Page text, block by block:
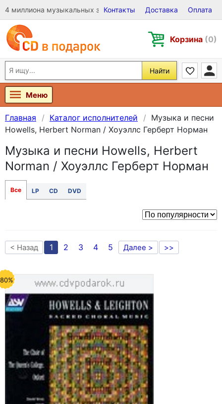
4 миллиона музыкальных записей на Виниле, CD и DVD
Контакты Доставка Оплата
Корзина (0)
Найти
Меню
Главная Каталог исполнителей
Музыка и песни
Howells, Herbert Norman / Хоуэллс Герберт Норман
Музыка и песни Howells, Herbert
Norman / Хоуэллс Герберт Норман
Все LP CD DVD
< Назад 1 2 3 4 5 Далее > >>